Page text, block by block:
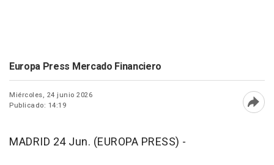
Europa Press Mercado Financiero
Miércoles, 24 junio 2026
Publicado: 14:19
MADRID 24 Jun. (EUROPA PRESS) -